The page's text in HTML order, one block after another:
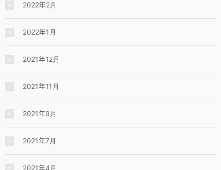
2022年2月
2022年1月
2021年12月
2021年11月
2021年9月
2021年7月
2021年4月